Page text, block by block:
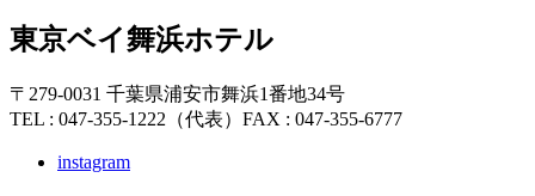
東京ベイ舞浜ホテル
〒279-0031 千葉県浦安市舞浜1番地34号
TEL : 047-355-1222（代表） FAX : 047-355-6777
instagram